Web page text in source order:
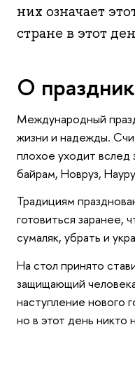
них означает
стране в этот
О
Международный
жизни и надежды.
плохое уходит вслед
байрам, Новруз,
Традициям
готовиться заранее,
сумаляк, убрать и
На стол принято
защищающий
наступление нового
но в этот день никто